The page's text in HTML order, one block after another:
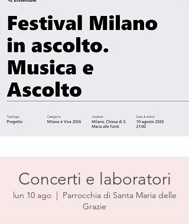
Concerti e laboratori
lun 10 ago
  |
Parrocchia di Santa Maria delle
Grazie